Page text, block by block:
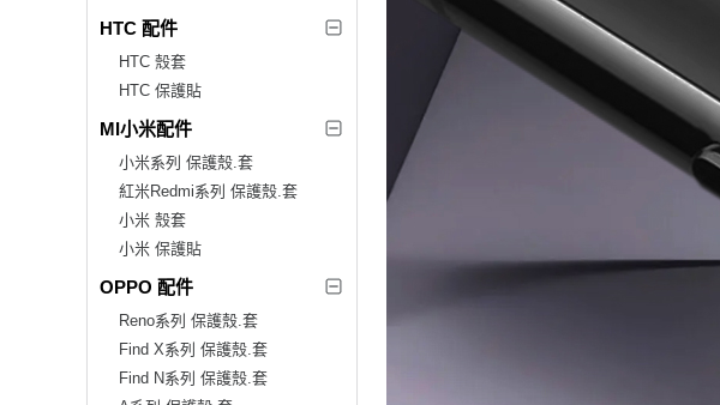
HTC 配件
HTC 殼套
HTC 保護貼
MI小米配件
小米系列 保護殼.套
紅米Redmi系列 保護殼.套
小米 殼套
小米 保護貼
OPPO 配件
Reno系列 保護殼.套
Find X系列 保護殼.套
Find N系列 保護殼.套